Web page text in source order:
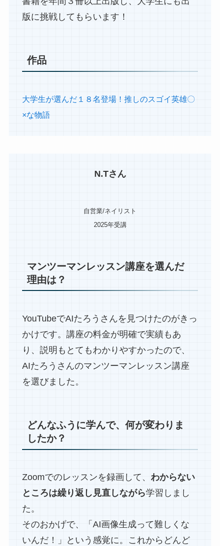
版に挑戦してもらいます！
作品
大学生が選んだ１８名登場！推しのスゴイ英雄〇
×な物語
N.Tさん
自営業/ネイリスト
2025年受講
マンツーマンレッスン講座を選んだ
理由は？
YouTubeでAIたろうさんを見つけたのがきっ
かけです。講座の料金が明確で実績もあ
り、説明もとてもわかりやすかったので、
AIたろうさんのマンツーマンレッスン講座
を選びました。
どんなふうに学んで、何が変わりま
したか？
Zoomでのレッスンを録画して、 わからない
ところは繰り返し見直しながら学習しまし
た。
そのおかげで、「AI画像生成って難しくな
いんだ！」という感覚に。これからどんど